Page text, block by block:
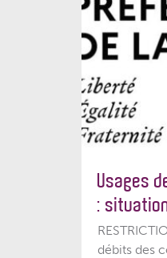
Usages
:
débits des